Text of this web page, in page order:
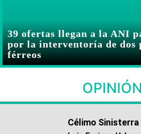
39 ofertas llegan a la ANI
por la interventoría de dos
férreos
OPINIÓN
Célimo Sinisterra